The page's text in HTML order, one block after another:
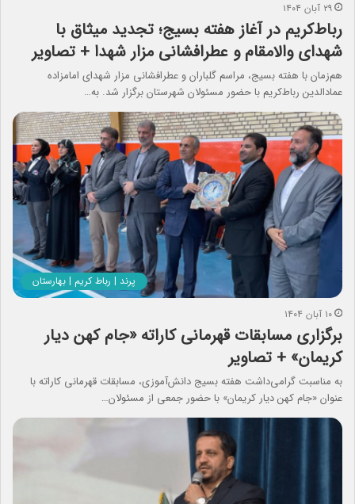
۲۹ آبان ۱۴۰۴
رباط‌کریم در آغاز هفته بسیج؛ تجدید میثاق با
شهدای والامقام و عطرافشانی مزار شهدا + تصاویر
هم‌زمان با هفته بسیج، مراسم گلباران و عطرافشانی مزار شهدای امامزاده
عمادالدین رباط‌کریم با حضور مسئولان شهرستان برگزار شد. به…
پرند | رباط کریم | بهارستان
۱۰ آبان ۱۴۰۴
برگزاری مسابقات قهرمانی کاراته «جام کهن دیار
کریمان» + تصاویر
به مناسبت گرامی‌داشت هفته بسیج دانش‌آموزی، مسابقات قهرمانی کاراته با
عنوان «جام کهن دیار کریمان» با حضور جمعی از مسئولان…